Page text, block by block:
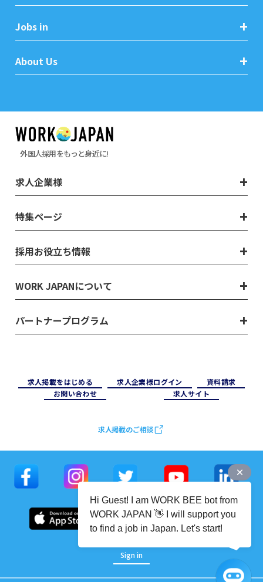
Jobs in
About Us
外国人採用をもっと身近に!
求人企業様
特集ページ
採用お役立ち情報
WORK JAPANについて
パートナープログラム
求⼈掲載をはじめる 求⼈企業様ログイン
資料請求
お問い合わせ
求⼈サイト
求人掲載のご相談
Sign in
Hi Guest! I am WORK BEE bot from
WORK JAPAN 👋 I will support you
to find a job in Japan. Let's start!